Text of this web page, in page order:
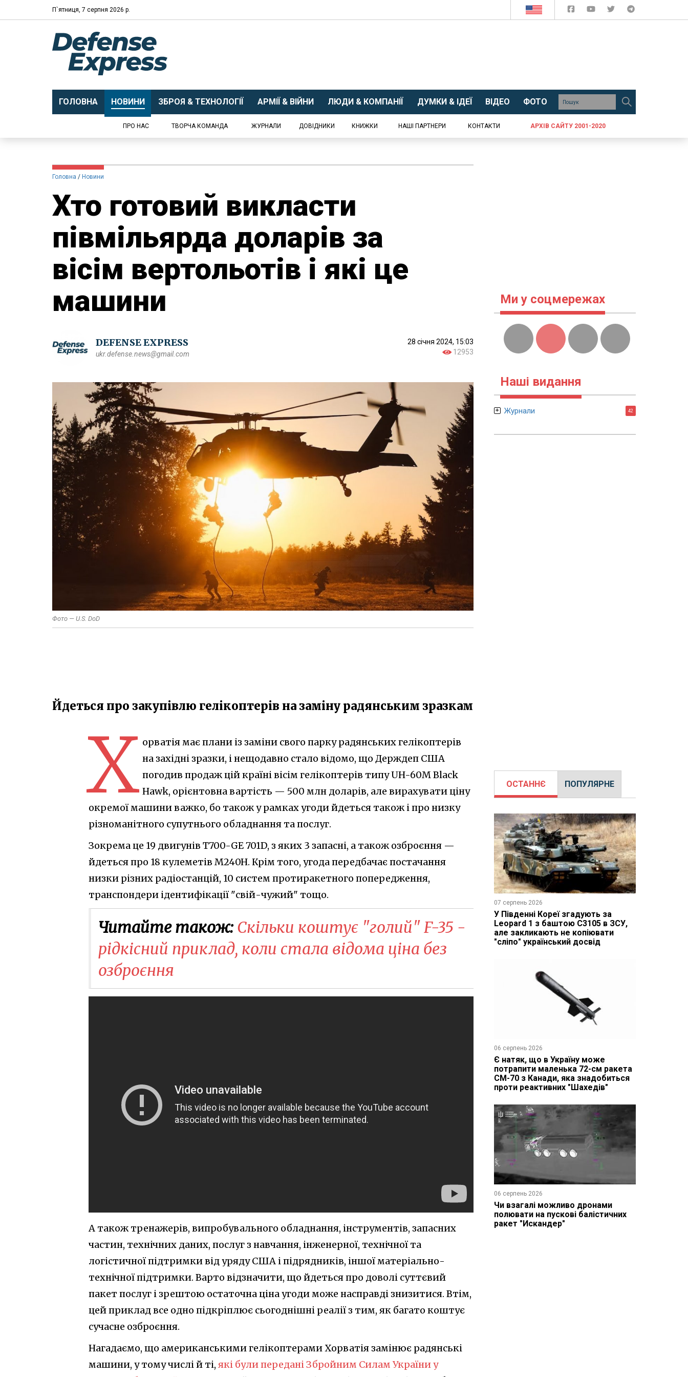
П`ятниця, 7 серпня 2026 р.
ГОЛОВНА НОВИНИ ЗБРОЯ & ТЕХНОЛОГІЇ АРМІЇ & ВІЙНИ ЛЮДИ & КОМПАНІЇ ДУМКИ & ІДЕЇ ВІДЕО ФОТО
ПРО НАС ТВОРЧА КОМАНДА ЖУРНАЛИ ДОВІДНИКИ КНИЖКИ НАШІ ПАРТНЕРИ КОНТАКТИ АРХІВ САЙТУ 2001-2020
Головна Новини
Хто готовий викласти
півмільярда доларів за
вісім вертольотів і які це
машини
DEFENSE EXPRESS
ukr.defense.news@gmail.com
28 січня 2024, 15:03
12953
Фото — U.S. DoD
Йдеться про закупівлю гелікоптерів на заміну радянським зразкам
Х орватія має плани із заміни свого парку радянських гелікоптерів
на західні зразки, і нещодавно стало відомо, що Держдеп США
погодив продаж цій країні вісім гелікоптерів типу UH-60M Black
Hawk, орієнтовна вартість — 500 млн доларів, але вирахувати ціну
окремої машини важко, бо також у рамках угоди йдеться також і про низку
різноманітного супутнього обладнання та послуг.
Зокрема це 19 двигунів T700-GE 701D, з яких 3 запасні, а також озброєння —
йдеться про 18 кулеметів M240H. Крім того, угода передбачає постачання
низки різних радіостанцій, 10 систем протиракетного попередження,
транспондери ідентифікації "свій-чужий" тощо.
Читайте також: Скільки коштує "голий" F-35 -
рідкісний приклад, коли стала відома ціна без
озброєння
А також тренажерів, випробувального обладнання, інструментів, запасних
частин, технічних даних, послуг з навчання, інженерної, технічної та
логістичної підтримки від уряду США і підрядників, іншої матеріально-
технічної підтримки. Варто відзначити, що йдеться про доволі суттєвий
пакет послуг і зрештою остаточна ціна угоди може насправді знизитися. Втім,
цей приклад все одно підкріплює сьогоднішні реалії з тим, як багато коштує
сучасне озброєння.
Нагадаємо, що американськими гелікоптерами Хорватія замінює радянські
машини, у тому числі й ті, які були передані Збройним Силам України у
Ми у соцмережах
Наші видання
Журнали 42
ОСТАННЄ ПОПУЛЯРНЕ
07 серпень 2026
У Південні Кореї згадують за
Leopard 1 з баштою C3105 в ЗСУ,
але закликають не копіювати
"сліпо" український досвід
06 серпень 2026
Є натяк, що в Україну може
потрапити маленька 72-см ракета
CM-70 з Канади, яка знадобиться
проти реактивних "Шахедів"
06 серпень 2026
Чи взагалі можливо дронами
полювати на пускові балістичних
ракет "Искандер"